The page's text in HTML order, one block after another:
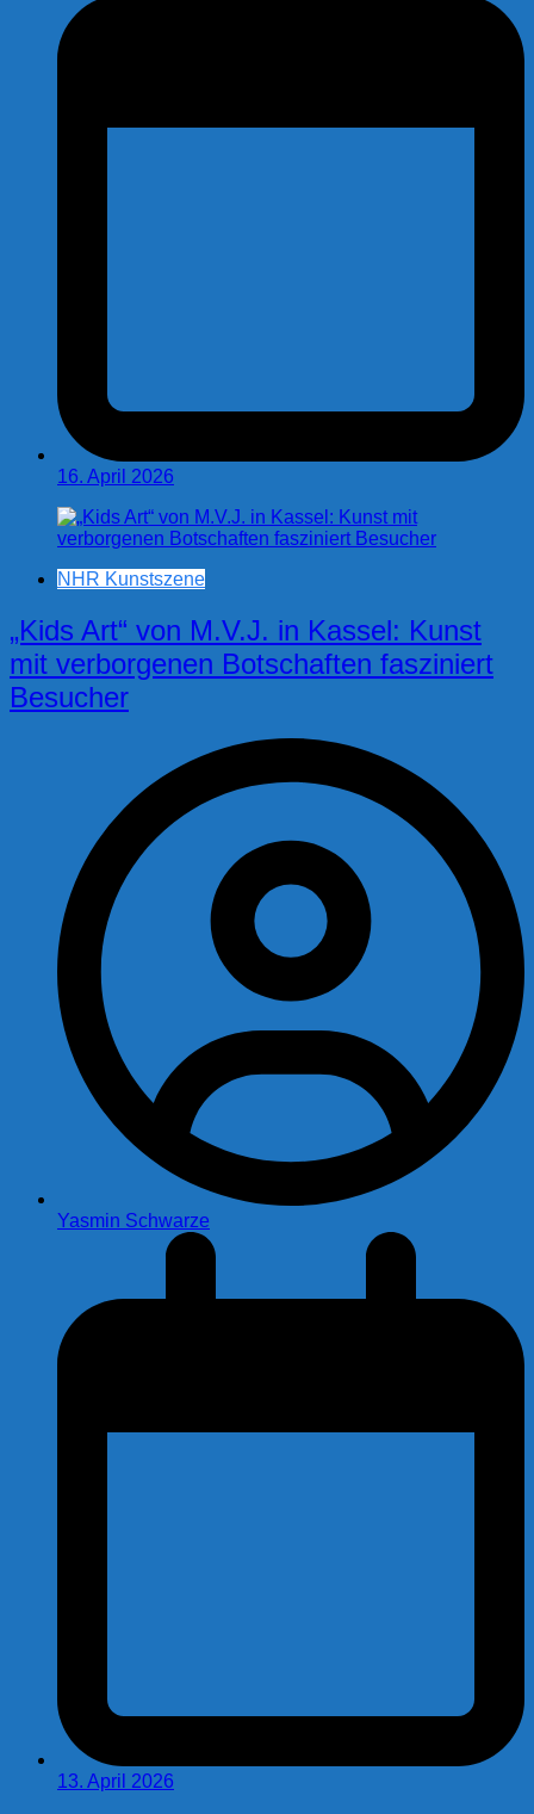
16. April 2026
NHR Kunstszene
„Kids Art“ von M.V.J. in Kassel: Kunst
mit verborgenen Botschaften fasziniert
Besucher
Yasmin Schwarze
13. April 2026